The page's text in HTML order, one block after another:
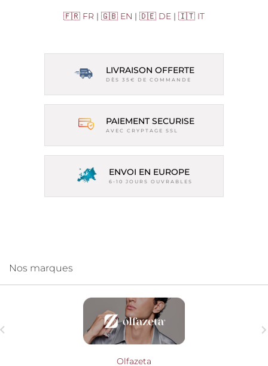
🇫🇷 FR | 🇬🇧 EN | 🇩🇪 DE | 🇮🇹 IT
LIVRAISON OFFERTE
DÈS 35€ DE COMMANDE
PAIEMENT SECURISE
AVEC CRYPTAGE SSL
ENVOI EN EUROPE
6-10 JOURS OUVRABLES
Nos marques
Olfazeta